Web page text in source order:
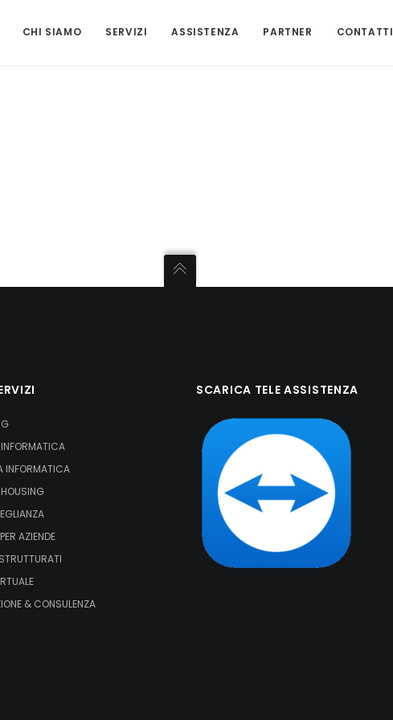
CHI SIAMO SERVIZI ASSISTENZA PARTNER CONTATTI
INFORMATICA
AZIENDE
& CONSULENZA
SCARICA TELE ASSISTENZA